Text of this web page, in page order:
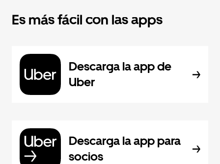
Es más fácil con las apps
Descarga la app de
Uber
Descarga la app para
socios